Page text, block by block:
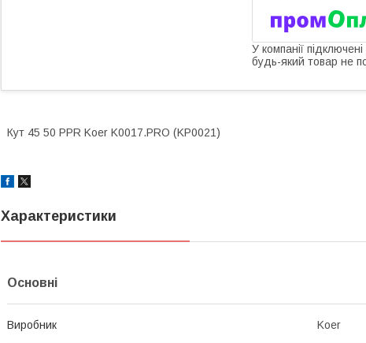
У компанії
будь-який товар не
Кут 45 50 PPR Koer K0017.PRO (KP0021)
Характеристики
Основні
Виробник Koer